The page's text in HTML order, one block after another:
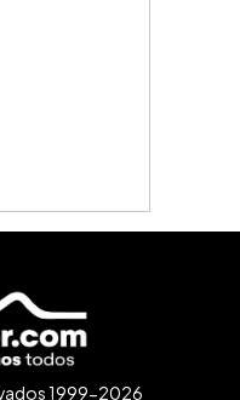
1999-2026